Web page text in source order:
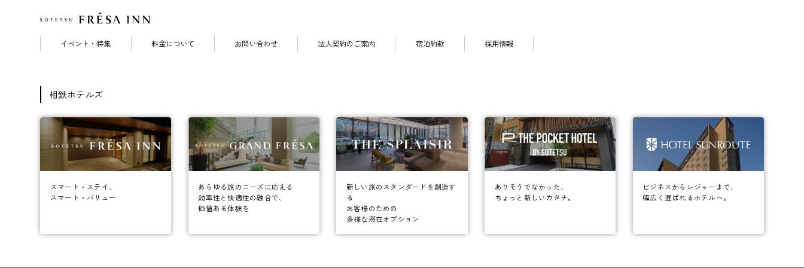
イベント・特集 料金について お問い合わせ 法人契約のご案内 宿泊約款 採用情報
相鉄ホテルズ
スマート・ステイ、
スマート・バリュー
あらゆる旅のニーズに応える
効率性と快適性の融合で、
価値ある体験を
新しい旅のスタンダードを創造す
る
お客様のための
多様な滞在オプション
ありそうでなかった、
ちょっと新しいカタチ。
ビジネスからレジャーまで、
幅広く選ばれるホテルへ。